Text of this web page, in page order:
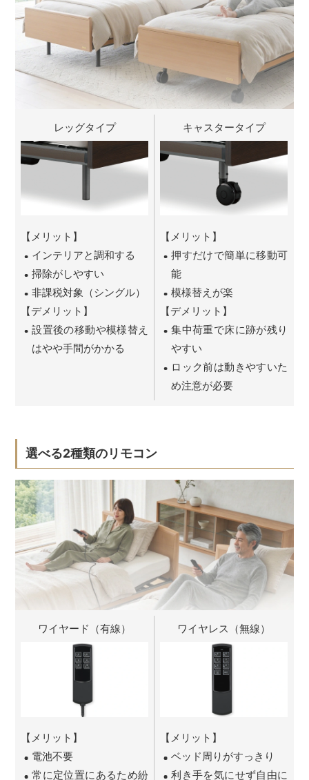
レッグタイプ キャスタータイプ
【メリット】
インテリアと調和する
掃除がしやすい
非課税対象（シングル）
【デメリット】
設置後の移動や模様替え
はやや手間がかかる
【メリット】
押すだけで簡単に移動可
能
模様替えが楽
【デメリット】
集中荷重で床に跡が残り
やすい
ロック前は動きやすいた
め注意が必要
選べる2種類のリモコン
ワイヤード（有線） ワイヤレス（無線）
【メリット】
電池不要
常に定位置にあるため紛
【メリット】
ベッド周りがすっきり
利き手を気にせず自由に